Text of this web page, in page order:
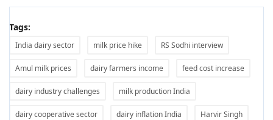
Tags:
India dairy sector milk price hike RS Sodhi interview
Amul milk prices dairy farmers income feed cost increase
dairy industry challenges milk production India
dairy cooperative sector dairy inflation India Harvir Singh